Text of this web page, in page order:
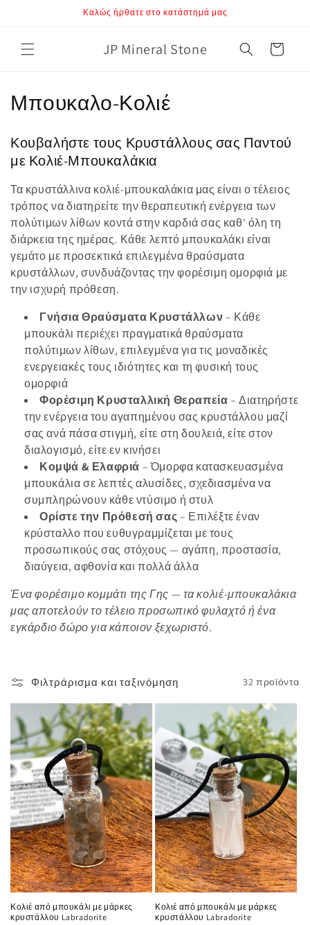
Καλώς ήρθατε στο κατάστημά μας
JP Mineral Stone Καλάθι
Σ
λ
λ
ο
γ
ή
:
Μπουκαλο-Κολιέ
Κουβαλήστε τους Κρυστάλλους σας Παντού
με Κολιέ-Μπουκαλάκια
Τα κρυστάλλινα κολιέ-μπουκαλάκια μας είναι ο τέλειος
τρόπος να διατηρείτε την θεραπευτική ενέργεια των
πολύτιμων λίθων κοντά στην καρδιά σας καθ' όλη τη
διάρκεια της ημέρας. Κάθε λεπτό μπουκαλάκι είναι
γεμάτο με προσεκτικά επιλεγμένα θραύσματα
κρυστάλλων, συνδυάζοντας την φορέσιμη ομορφιά με
την ισχυρή πρόθεση.
Γνήσια Θραύσματα Κρυστάλλων– Κάθε
μπουκάλι περιέχει πραγματικά θραύσματα
πολύτιμων λίθων, επιλεγμένα για τις μοναδικές
ενεργειακές τους ιδιότητες και τη φυσική τους
ομορφιά
Φορέσιμη Κρυσταλλική Θεραπεία– Διατηρήστε
την ενέργεια του αγαπημένου σας κρυστάλλου μαζί
σας ανά πάσα στιγμή, είτε στη δουλειά, είτε στον
διαλογισμό, είτε εν κινήσει
Κομψά & Ελαφριά – Όμορφα κατασκευασμένα
μπουκάλια σε λεπτές αλυσίδες, σχεδιασμένα να
συμπληρώνουν κάθε ντύσιμο ή στυλ
Ορίστε την Πρόθεσή σας– Επιλέξτε έναν
κρύσταλλο που ευθυγραμμίζεται με τους
προσωπικούς σας στόχους — αγάπη, προστασία,
διαύγεια, αφθονία και πολλά άλλα
Ένα φορέσιμο κομμάτι της Γης — τα κολιέ-μπουκαλάκια
μας αποτελούν το τέλειο προσωπικό φυλαχτό ή ένα
εγκάρδιο δώρο για κάποιον ξεχωριστό.
Φιλτράρισμα και ταξινόμηση 32 προϊόντα
Κολιέ από μπουκάλι με μάρκες
κρυστάλλου Labradorite
Κολιέ από μπουκάλι με μάρκες
κρυστάλλου Labradorite